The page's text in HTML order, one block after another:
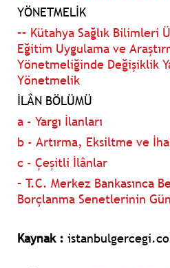
YÖNETMELİK
–– Kütahya Sağlık Bilimleri
Eğitim Uygulama ve
Yönetmeliğinde Değişiklik
Yönetmelik
İLÂN BÖLÜMÜ
a - Yargı İlanları
b - Artırma, Eksiltme ve
c - Çeşitli İlânlar
– T.C. Merkez Bankasınca
Borçlanma Senetlerinin
Kaynak :